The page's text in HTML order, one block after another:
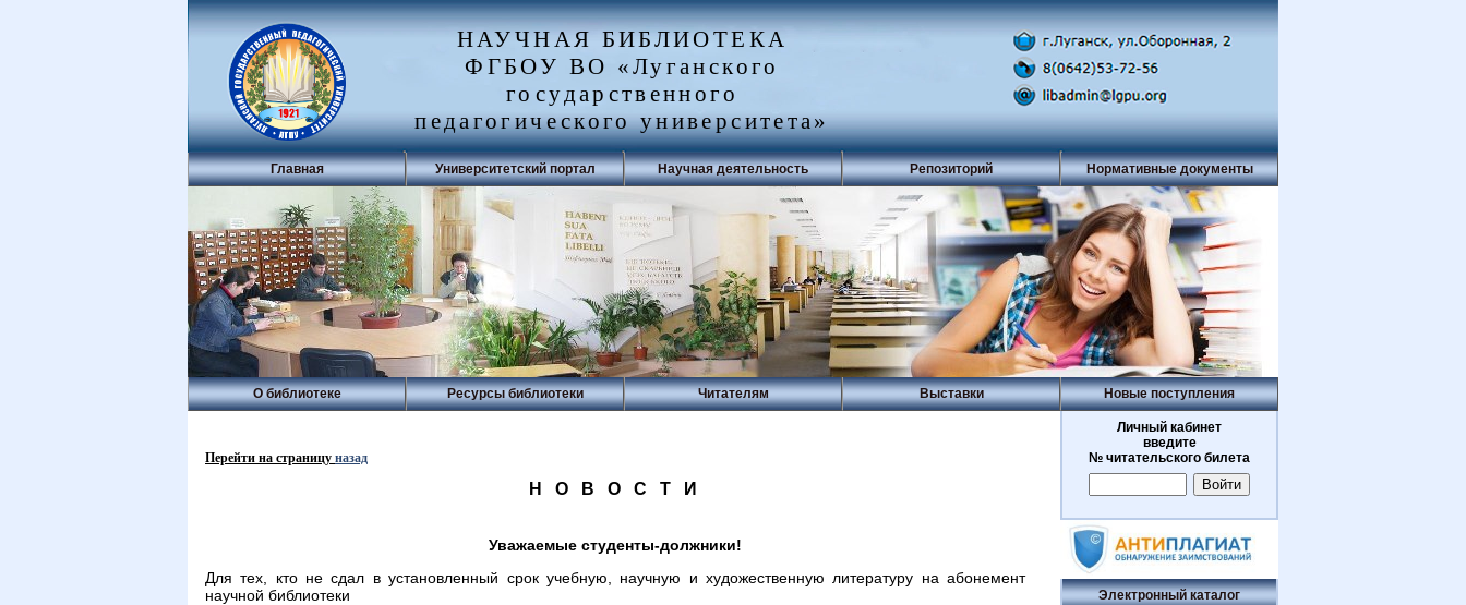
НАУЧНАЯ БИБЛИОТЕКА
ФГБОУ ВО «Луганского
государственного
педагогического университета»
Главная Университетский портал Научная деятельность Репозиторий Нормативные документы
О библиотеке Ресурсы библиотеки Читателям Выставки Новые поступления
Перейти на страницу назад
Н О В О С Т И
Уважаемые студенты-должники!
Для тех, кто не сдал в установленный срок учебную, научную и художественную литературу на абонемент
научной библиотеки
Личный кабинет
введите
№ читательского билета
Электронный каталог